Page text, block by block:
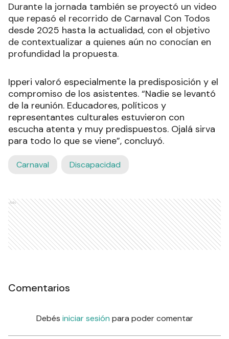
Durante la jornada también se proyectó un video
que repasó el recorrido de Carnaval Con Todos
desde 2025 hasta la actualidad, con el objetivo
de contextualizar a quienes aún no conocían en
profundidad la propuesta.
Ipperi valoró especialmente la predisposición y el
compromiso de los asistentes. “Nadie se levantó
de la reunión. Educadores, políticos y
representantes culturales estuvieron con
escucha atenta y muy predispuestos. Ojalá sirva
para todo lo que se viene”, concluyó.
Carnaval Discapacidad
Ads
Comentarios
Debés iniciar sesión para poder comentar